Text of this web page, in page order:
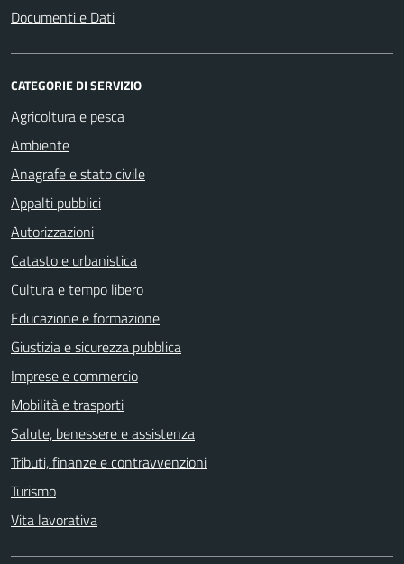
Documenti e Dati
CATEGORIE DI SERVIZIO
Agricoltura e pesca
Ambiente
Anagrafe e stato civile
Appalti pubblici
Autorizzazioni
Catasto e urbanistica
Cultura e tempo libero
Educazione e formazione
Giustizia e sicurezza pubblica
Imprese e commercio
Mobilità e trasporti
Salute, benessere e assistenza
Tributi, finanze e contravvenzioni
Turismo
Vita lavorativa